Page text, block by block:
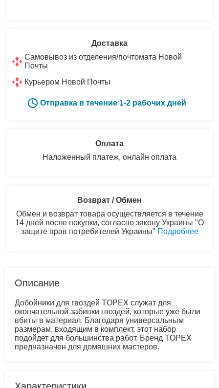
Доставка
Самовывоз из отделения/почтомата Новой
Почты
Курьером Новой Почты
Отправка в течение 1-2 рабочих дней
Оплата
Наложенный платеж, онлайн оплата
Возврат / Обмен
Обмен и возврат товара осуществляется в течение
14 дней после покупки, согласно закону Украины "О
защите прав потребителей Украины" Подробнее
Описание
Добойники для гвоздей TOPEX служат для
окончательной забивки гвоздей, которые уже были
вбиты в материал. Благодаря универсальным
размерам, входящим в комплект, этот набор
подойдет для большинства работ. Бренд TOPEX
предназначен для домашних мастеров.
Характеристики